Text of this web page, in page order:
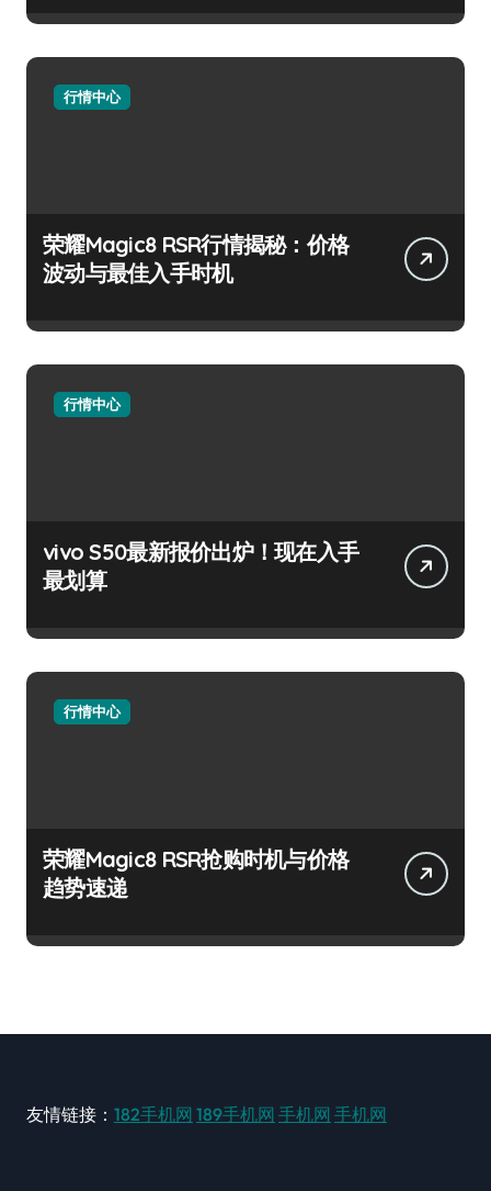
行情中心
荣耀Magic8 RSR行情揭秘：价格
波动与最佳入手时机
行情中心
vivo S50最新报价出炉！现在入手
最划算
行情中心
荣耀Magic8 RSR抢购时机与价格
趋势速递
友情链接： 182手机网 189手机网 手机网 手机网